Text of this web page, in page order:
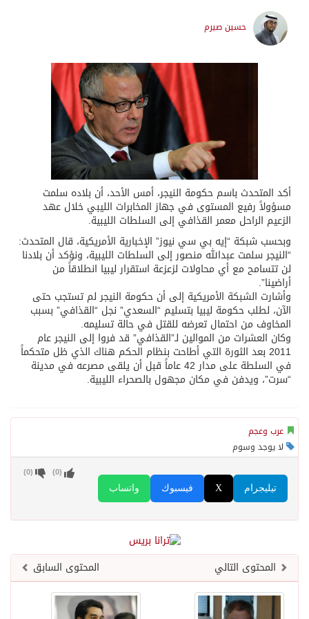
حسين صيرم
أكد المتحدث باسم حكومة النيجر، أمس الأحد، أن بلاده سلمت
مسؤولاً رفيع المستوى في جهاز المخابرات الليبي خلال عهد
الزعيم الراحل معمر القذافي إلى السلطات الليبية.
وبحسب شبكة “إيه بي سي نيوز” الإخبارية الأمريكية، قال المتحدث:
“النيجر سلمت عبدالله منصور إلى السلطات الليبية، ونؤكد أن بلادنا
لن تتسامح مع أي محاولات لزعزعة استقرار ليبيا انطلاقاً من
أراضينا”.
وأشارت الشبكة الأمريكية إلى أن حكومة النيجر لم تستجب حتى
الآن، لطلب حكومة ليبيا بتسليم “السعدي” نجل “القذافي” بسبب
المخاوف من احتمال تعرضه للقتل في حالة تسليمه.
وكان العشرات من الموالين لـ”القذافي” قد فروا إلى النيجر عام
2011 بعد الثورة التي أطاحت بنظام الحكم هناك الذي ظل متحكماً
في السلطة على مدار 42 عاماً قبل أن يلقى مصرعه في مدينة
“سرت”، ويدفن في مكان مجهول بالصحراء الليبية.
عرب وعجم
لا يوجد وسوم
واتساب فيسبوك X تيليجرام
(
0
) (
0
)
المحتوى السابق المحتوى التالي